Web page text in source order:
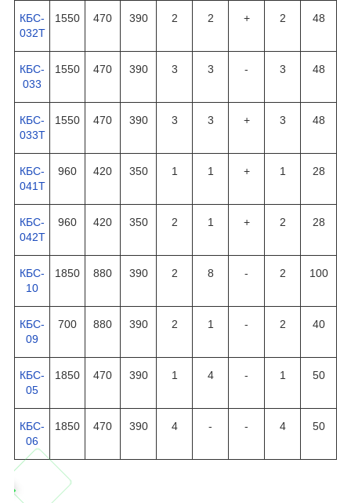
КБС-
032Т
1550 470 390 2 2 + 2 48
КБС-
033
1550 470 390 3 3 - 3 48
КБС-
033Т
1550 470 390 3 3 + 3 48
КБС-
041Т
960 420 350 1 1 + 1 28
КБС-
042Т
960 420 350 2 1 + 2 28
КБС-
10
1850 880 390 2 8 - 2 100
КБС-
09
700 880 390 2 1 - 2 40
КБС-
05
1850 470 390 1 4 - 1 50
КБС-
06
1850 470 390 4 - - 4 50